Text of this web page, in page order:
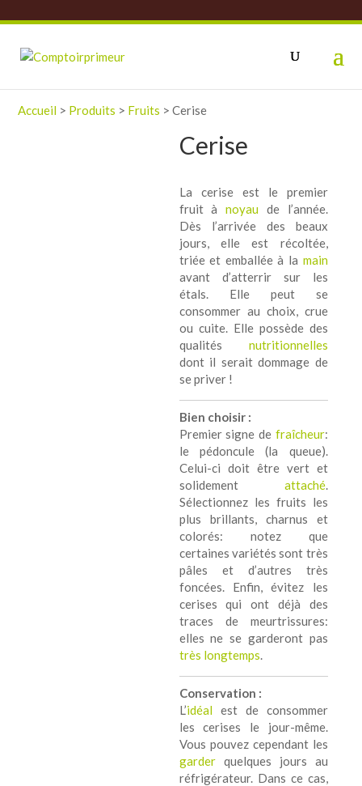
Accueil > Produits > Fruits >Cerise
Cerise
La cerise est le premier
fruit ànoyau de l’année.
Dès l’arrivée des beaux
jours, elle est récoltée,
triée et emballée à la main
avant d’atterrir sur les
étals. Elle peut se
consommer au choix, crue
ou cuite. Elle possède des
qualités nutritionnelles
dont il serait dommage de
se priver !
Bien choisir :
Premier signe de fraîcheur:
le pédoncule (la queue).
Celui-ci doit être vert et
solidement attaché.
Sélectionnez les fruits les
plus brillants, charnus et
colorés: notez que
certaines variétés sont très
pâles et d’autres très
foncées. Enfin, évitez les
cerises qui ont déjà des
traces de meurtrissures:
elles ne se garderont pas
très longtemps.
Conservation :
L’idéalest de consommer
les cerises le jour-même.
Vous pouvez cependant les
garderquelques jours au
réfrigérateur. Dans ce cas,